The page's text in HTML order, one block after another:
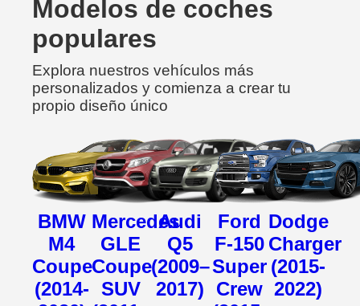
Modelos de coches
populares
Explora nuestros vehículos más
personalizados y comienza a crear tu
propio diseño único
BMW
M4
Coupe
(2014-
Mercedes
GLE
Coupe
SUV
Audi
Q5
(2009–
2017)
Ford
F-150
Super
Crew
Dodge
Charger
(2015-
2022)